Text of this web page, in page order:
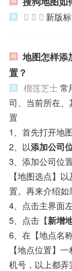
   新版
地图怎样添
置？
榴莲芝士常
司、当前所在
置
1、首先打开地
2、以添加公司
3、添加公司位
【地图选点】
置。再来介绍
4、点击主界面
5、点击【新增
6、在【地点名
【地点位置】
机号，以上都